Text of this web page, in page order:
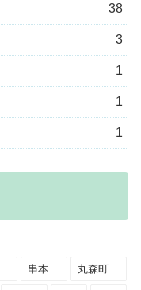
38
3
1
1
1
串本 丸森町